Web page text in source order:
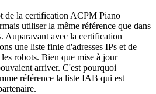
de la certification ACPM Piano
utiliser la même référence que dans
Auparavant avec la certification
une liste finie d'adresses IPs et de
robots. Bien que mise à jour
arriver. C'est pourquoi
référence la liste IAB qui est